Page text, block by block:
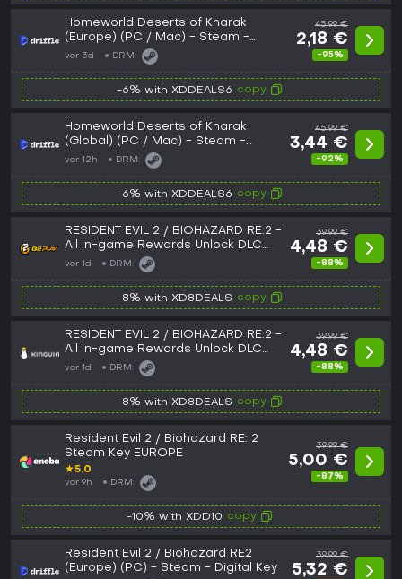
Homeworld Deserts of Kharak
(Europe) (PC / Mac) - Steam -
Digital Key
vor 3d DRM:
45,99 €
2,18 €
-95%
-6% with XDDEALS6 copy
Homeworld Deserts of Kharak
(Global) (PC / Mac) - Steam -
Digital Key
vor 12h DRM:
45,99 €
3,44 €
-92%
-6% with XDDEALS6 copy
RESIDENT EVIL 2 / BIOHAZARD RE:2 -
All In-game Rewards Unlock DLC
Steam CD Key
vor 1d DRM:
39,99 €
4,48 €
-88%
-8% with XD8DEALS copy
RESIDENT EVIL 2 / BIOHAZARD RE:2 -
All In-game Rewards Unlock DLC
Steam CD Key
vor 1d DRM:
39,99 €
4,48 €
-88%
-8% with XD8DEALS copy
Resident Evil 2 / Biohazard RE: 2
Steam Key EUROPE
★5.0
vor 9h DRM:
39,99 €
5,00 €
-87%
-10% with XDD10 copy
Resident Evil 2 / Biohazard RE2
(Europe) (PC) - Steam - Digital Key
39,99 €
5,32 €